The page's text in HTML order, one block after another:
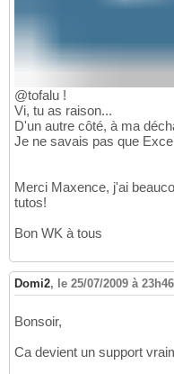
@tofalu !
Vi, tu as raison...
D'un autre côté, à ma
Je ne savais pas que
Merci Maxence, j'ai
tutos!
Bon WK à tous
Domi2, le 25/07/2009 à 23h46
Bonsoir,
Ca devient un support